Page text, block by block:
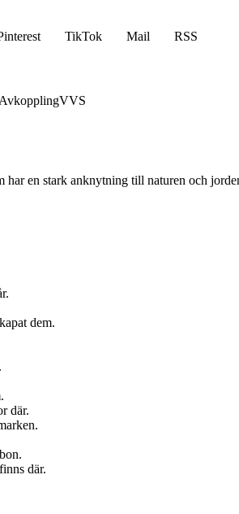
TikTok Mail RSS
AvkopplingVVS
en stark anknytning till naturen och
dem.
där.
där.